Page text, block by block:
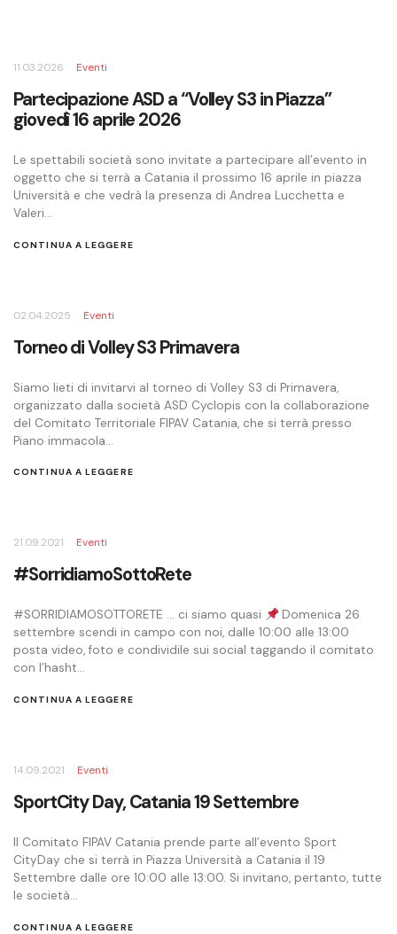
11.03.2026 Eventi
Partecipazione ASD a “Volley S3 in Piazza”
giovedì 16 aprile 2026
Le spettabili società sono invitate a partecipare all’evento in
oggetto che si terrà a Catania il prossimo 16 aprile in piazza
Università e che vedrà la presenza di Andrea Lucchetta e
Valeri...
CONTINUA A LEGGERE
02.04.2025 Eventi
Torneo di Volley S3 Primavera
Siamo lieti di invitarvi al torneo di Volley S3 di Primavera,
organizzato dalla società ASD Cyclopis con la collaborazione
del Comitato Territoriale FIPAV Catania, che si terrà presso
Piano immacola...
CONTINUA A LEGGERE
21.09.2021 Eventi
#SorridiamoSottoRete
#SORRIDIAMOSOTTORETE … ci siamo quasi
Domenica 26
settembre scendi in campo con noi, dalle 10:00 alle 13:00
posta video, foto e condividile sui social taggando il comitato
con l’hasht...
CONTINUA A LEGGERE
14.09.2021 Eventi
SportCity Day, Catania 19 Settembre
Il Comitato FIPAV Catania prende parte all’evento Sport
CityDay che si terrà in Piazza Università a Catania il 19
Settembre dalle ore 10:00 alle 13:00. Si invitano, pertanto, tutte
le società...
CONTINUA A LEGGERE